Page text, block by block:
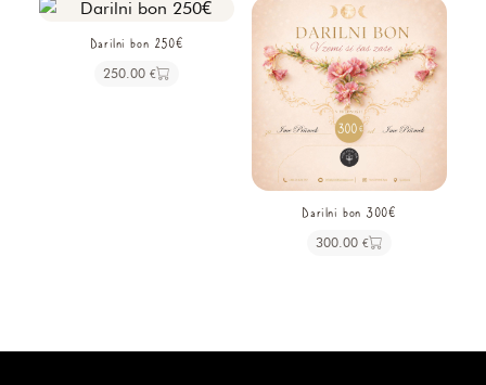
Darilni bon 250€
250.00 €
Darilni bon 300€
300.00 €